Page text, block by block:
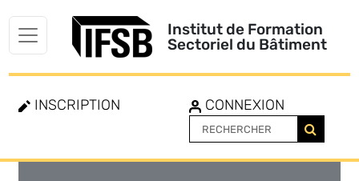
Institut de Formation
Sectoriel du Bâtiment
INSCRIPTION CONNEXION